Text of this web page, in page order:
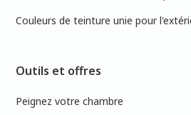
Couleurs de teinture unie pour
Outils et offres
Peignez votre chambre